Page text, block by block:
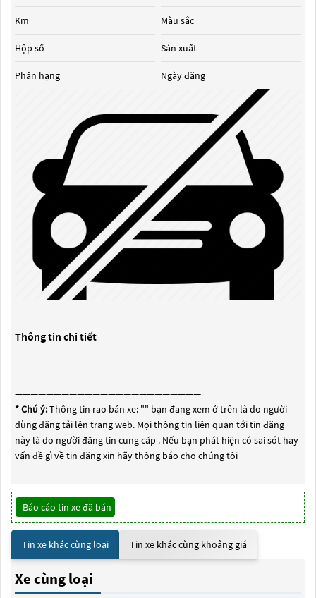
Km
Hộp số
Phân hạng
Màu sắc
Sản xuất
Ngày đăng
Thông tin chi tiết
————————————————————————
* Chú ý:Thông tin rao bán xe: "" bạn đang xem ở trên là do người
dùng đăng tải lên trang web. Mọi thông tin liên quan tới tin đăng
này là do người đăng tin cung cấp . Nếu bạn phát hiện có sai sót hay
vấn đề gì về tin đăng xin hãy thông báo cho chúng tôi
Báo cáo tin xe đã bán
Tin xe khác cùng loại Tin xe khác cùng khoảng giá
Xe cùng loại